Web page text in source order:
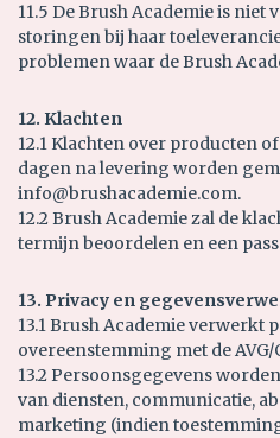
11.5 De Brush Academie is
storingen bij haar
problemen waar de Brush
12. Klachten
12.1 Klachten over producten
dagen na levering worden
info@brushacademie.com.
12.2 Brush Academie zal de
termijn beoordelen en een
13. Privacy en
13.1 Brush Academie verwerkt
overeenstemming met de AVG/
13.2 Persoonsgegevens
van diensten, communicatie,
marketing (indien